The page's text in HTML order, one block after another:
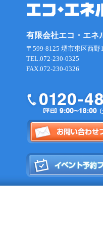
有限会社エコ・エネ
〒599-8125 堺市東区西野
TEL.072-230-0325
FAX.072-230-0326